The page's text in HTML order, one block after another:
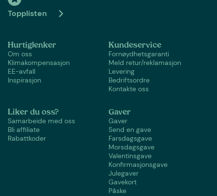
Topplisten
Hurtiglenker
Om oss
Klimakompensasjon
EE-avfall
Inspirasjon
Kundeservice
Fornøydhetsgaranti
Meld retur/reklamasjon
Levering
Bedriftsordre
Kontakte oss
Liker du oss?
Samarbeide med oss
Bli affiliate
Rabattkoder
Gaver
Gaver
Send en gave
Farsdagsgave
Morsdagsgave
Valentinsgave
Konfirmasjonsgave
Julegaver
Gavekort
Påske